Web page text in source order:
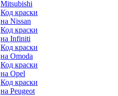
Mitsubishi
Код краски
на Nissan
Код краски
на Infiniti
Код краски
на Omoda
Код краски
на Opel
Код краски
на Peugeot